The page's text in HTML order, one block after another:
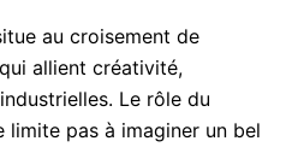
au croisement de
allient créativité,
Le rôle du
limite pas à imaginer un bel